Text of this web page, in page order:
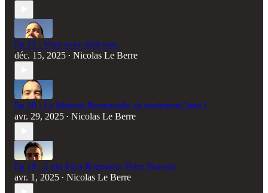
Ep 21 : Vous avez déjà tout.
déc. 15, 2025 • Nicolas Le Berre
Ep 20 : La Maîtrise Personnelle en seulement 5mn !
avr. 29, 2025 • Nicolas Le Berre
Ep 19 : 2 mn Pour Retrouver Votre Pouvoir
avr. 1, 2025 • Nicolas Le Berre